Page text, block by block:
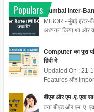
Populars
Mumbai Inter-
MIBOR - मुंबई इंटर-
अध्ययन किया था और
Computer का पूरा
हिंदी में
Updated On : 21-
Features और
बीएड और एम .ए. एक
क्या बीएड और एम .ए.